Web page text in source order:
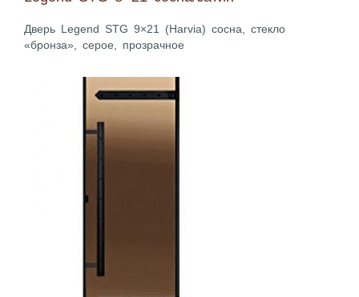
Дверь Legend STG 9×21 (Harvia) сосна, стекло
«бронза», серое, прозрачное